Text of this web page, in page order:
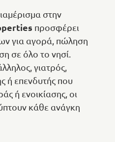
στην
προσφέρει
για αγορά, πώληση
σε όλο το νησί.
γιατρός,
ή επενδυτής που
ή ενοικίασης, οι
κάθε ανάγκη